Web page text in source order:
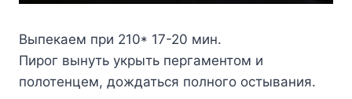
Выпекаем при 210* 17-20 мин.
Пирог вынуть укрыть пергаментом и
полотенцем, дождаться полного остывания.